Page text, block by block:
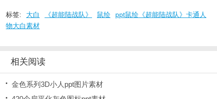
标签: 大白 《超能陆战队》 鼠绘
ppt鼠绘《超能陆战队》卡通人
物大白素材
相关阅读
金色系列3D小人ppt图片素材